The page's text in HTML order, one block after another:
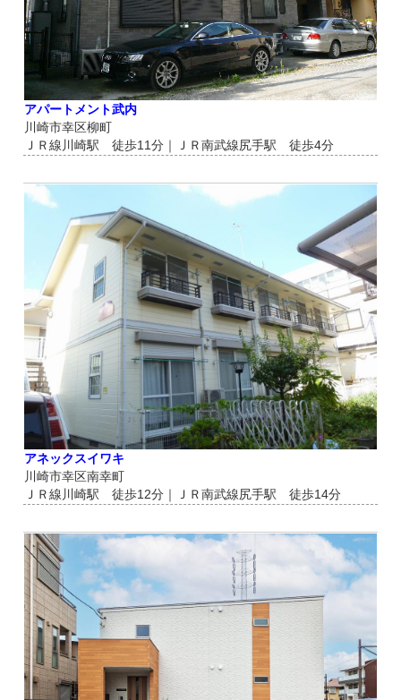
アパートメント武内
川崎市幸区柳町
ＪＲ線川崎駅 徒歩11分｜ＪＲ南武線尻手駅 徒歩4分
アネックスイワキ
川崎市幸区南幸町
ＪＲ線川崎駅 徒歩12分｜ＪＲ南武線尻手駅 徒歩14分